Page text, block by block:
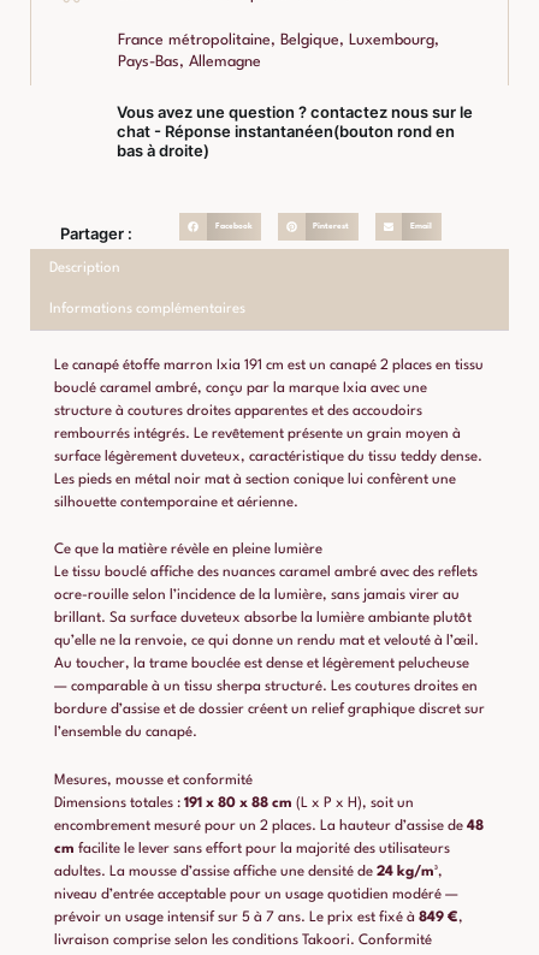
France métropolitaine, Belgique, Luxembourg,
Pays-Bas, Allemagne
Vous avez une question ? contactez nous sur le
chat - Réponse instantanéen(bouton rond en
bas à droite)
Partager : Facebook Pinterest Email
Description
Informations complémentaires
Le canapé étoffe marron Ixia 191 cm est un canapé 2 places en tissu
bouclé caramel ambré, conçu par la marque Ixia avec une
structure à coutures droites apparentes et des accoudoirs
rembourrés intégrés. Le revêtement présente un grain moyen à
surface légèrement duveteux, caractéristique du tissu teddy dense.
Les pieds en métal noir mat à section conique lui confèrent une
silhouette contemporaine et aérienne.
Ce que la matière révèle en pleine lumière
Le tissu bouclé affiche des nuances caramel ambré avec des reflets
ocre-rouille selon l’incidence de la lumière, sans jamais virer au
brillant. Sa surface duveteux absorbe la lumière ambiante plutôt
qu’elle ne la renvoie, ce qui donne un rendu mat et velouté à l’œil.
Au toucher, la trame bouclée est dense et légèrement pelucheuse
— comparable à un tissu sherpa structuré. Les coutures droites en
bordure d’assise et de dossier créent un relief graphique discret sur
l’ensemble du canapé.
Mesures, mousse et conformité
Dimensions totales : 191 x 80 x 88 cm (L x P x H), soit un
encombrement mesuré pour un 2 places. La hauteur d’assise de 48
cm facilite le lever sans effort pour la majorité des utilisateurs
adultes. La mousse d’assise affiche une densité de 24 kg/m³,
niveau d’entrée acceptable pour un usage quotidien modéré —
prévoir un usage intensif sur 5 à 7 ans. Le prix est fixé à 849 €,
livraison comprise selon les conditions Takoori. Conformité